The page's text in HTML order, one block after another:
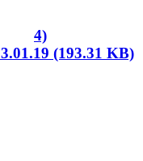
4)
(193.31 KB)